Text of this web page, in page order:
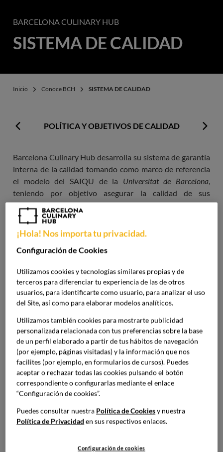
BARCELONA CULINARY HUB
SISTEMA DE CALIDAD
Inicio Conoce BCH SISTEMA DE CALIDAD
POLÍTICA Y OBJETIVOS DE CALIDAD
Barcelona Culinary Hub desarrolla su sistema de garantía
interna de la calidad tomando como marco de referencia
el modelo del SAIQU de la Universitat de Barcelona,
teniendo por objetivo asegurar la calidad de sus
programas formativos y de su actividad.
El sistema de garantía interna de la calidad de BCH se
documentación:
Política y Objetivos de Calidad
Plan Director de BCH
Comisión de calidad
Manual de calidad
Gestión de procesos del SAIQU
Normativa reguladora de la evaluación y de la
Normativa de trabajo de fin de grado
Normativa de prácticas externas
¡Hola! Nos importa tu privacidad.
Configuración de Cookies
Utilizamos cookies y tecnologías similares propias y de
terceros para diferenciar tu experiencia de las de otros
usuarios, para identificarte como usuario, para analizar el uso
del Site, así como para elaborar modelos analíticos.
Utilizamos también cookies para mostrarte publicidad
personalizada relacionada con tus preferencias sobre la base
de un perfil elaborado a partir de tus hábitos de navegación
(por ejemplo, páginas visitadas) y la información que nos
facilites (por ejemplo, en formularios de cursos). Puedes
aceptar o rechazar todas las cookies pulsando el botón
correspondiente o configurarlas mediante el enlace
“Configuración de cookies”.
Puedes consultar nuestra Política de Cookiesy nuestra
Política de Privacidad en sus respectivos enlaces.
Configuración de cookies